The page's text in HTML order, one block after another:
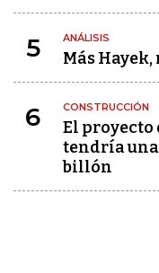
5 ANÁLISIS
Más
6 CONSTRUCCIÓN
El proyecto
tendría una
billón